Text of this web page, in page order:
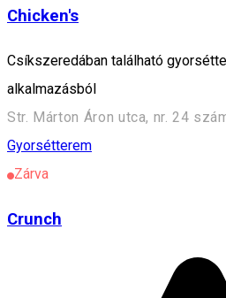
Chicken's
Csíkszeredában található
alkalmazásból
Str. Márton Áron utca, nr. 24
Gyorsétterem
Zárva
Crunch